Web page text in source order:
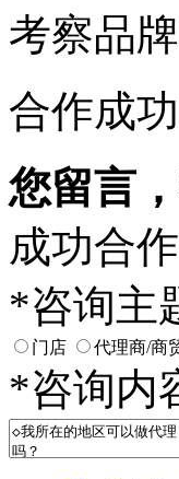
考察品牌
合作成功
您留言
成功合
*咨询主
门店 代理商/商
*咨询内